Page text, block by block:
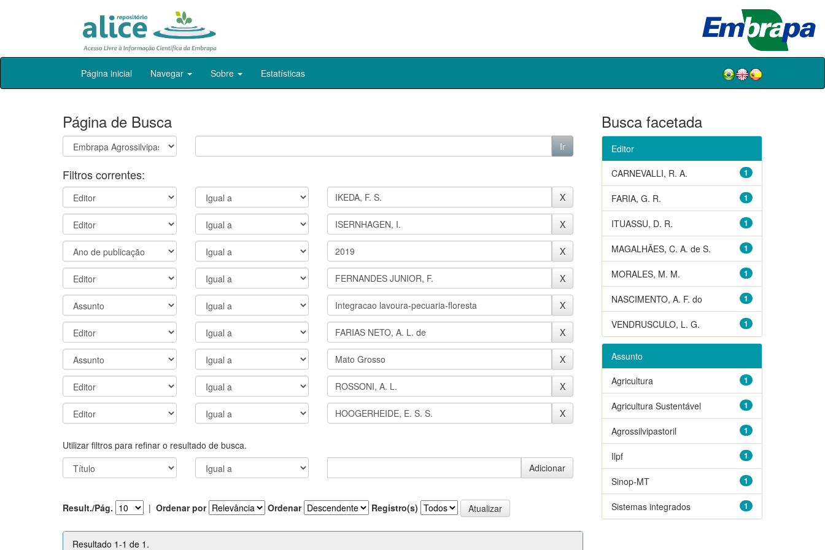
Skip
Página inicial Navegar Sobre Estatísticas
Página de Busca
Filtros correntes:
Utilizar filtros para refinar o resultado de busca.
Result./Pág. | Ordenar por Ordenar Registro(s)
Resultado 1-1 de 1.
Busca facetada
Editor
1
CARNEVALLI, R. A.
1
FARIA, G. R.
1
ITUASSU, D. R.
1
MAGALHÃES, C. A. de S.
1
MORALES, M. M.
1
NASCIMENTO, A. F. do
1
VENDRUSCULO, L. G.
Assunto
1
Agricultura
1
Agricultura Sustentável
1
Agrossilvipastoril
1
Ilpf
1
Sinop-MT
1
Sistemas integrados